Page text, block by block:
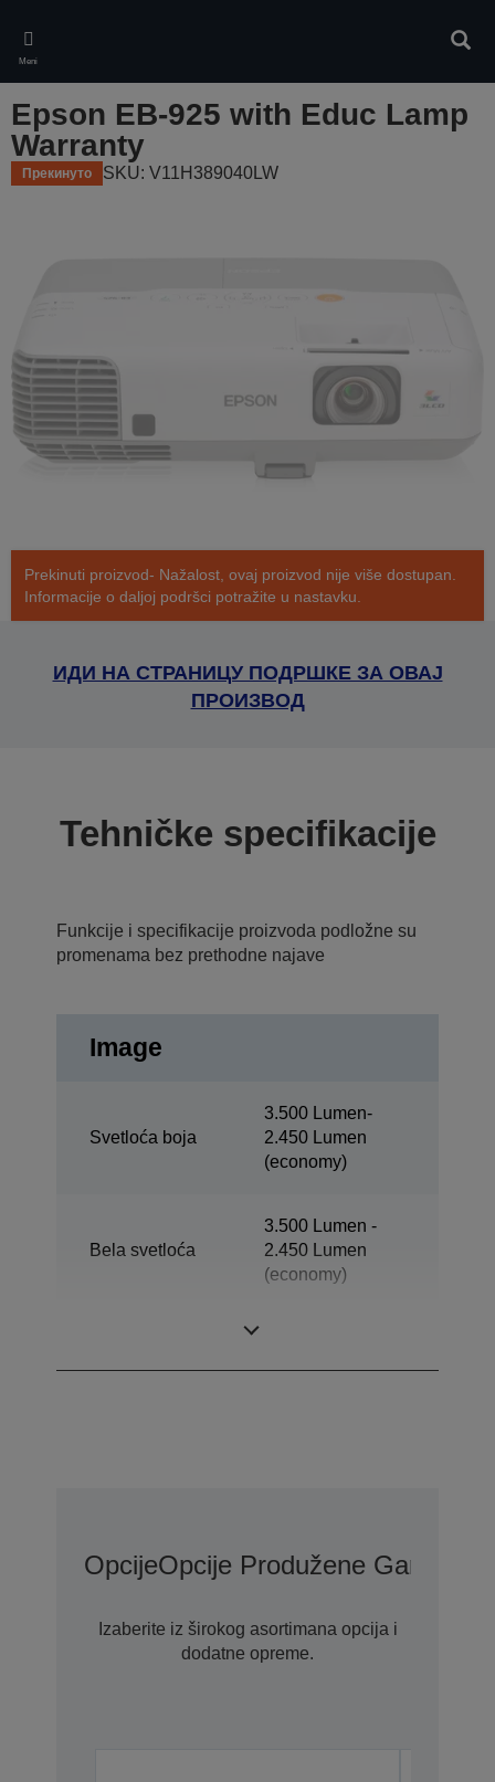
main
content
Meni
Epson EB-925 with Educ Lamp
Warranty
Прекинуто SKU: V11H389040LW
Prekinuti proizvod- Nažalost, ovaj proizvod nije više dostupan.
Informacije o daljoj podršci potražite u nastavku.
ИДИ НА СТРАНИЦУ ПОДРШКЕ ЗА ОВАЈ
ПРОИЗВОД
Tehničke specifikacije
Funkcije i specifikacije proizvoda podložne su
promenama bez prethodne najave
Image
Svetloća boja
3.500 Lumen-
2.450 Lumen
(economy)
Bela svetloća
3.500 Lumen -
2.450 Lumen
(economy)
OpcijeOpcije Produžene
Izaberite iz širokog asortimana opcija i
dodatne opreme.